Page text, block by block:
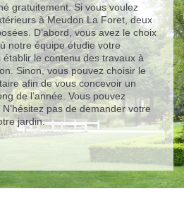
gratuitement. Si vous voulez
à Meudon La Foret, deux
D’abord, vous avez le choix
notre équipe étudie votre
le contenu des travaux à
Sinon, vous pouvez choisir le
afin de vous concevoir un
de l’année. Vous pouvez
pas de demander votre
jardin.